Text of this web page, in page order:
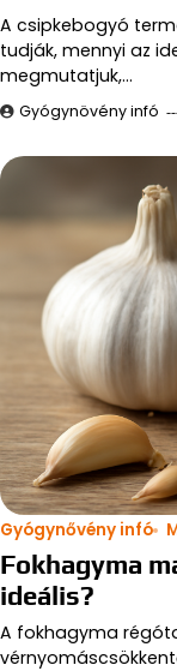
A csipkebogyó
tudják, mennyi az
megmutatjuk,…
Gyógynövény infó
Gyógynővény infó
Fokhagyma
ideális?
A fokhagyma